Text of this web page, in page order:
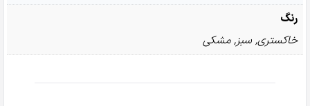
رنگ
خاکستری, سبز,مشکی